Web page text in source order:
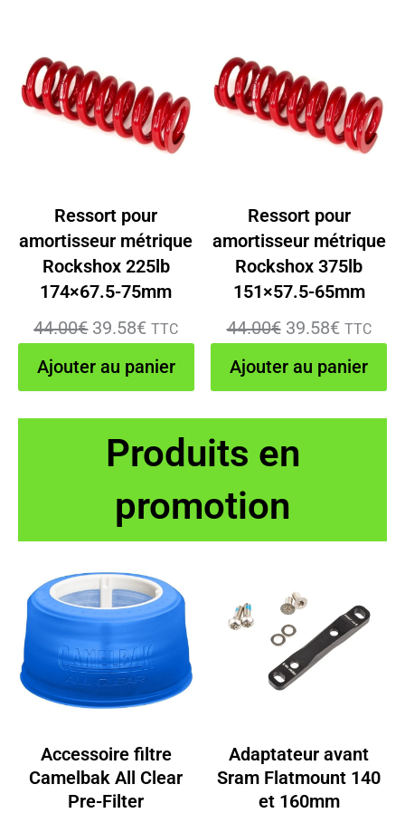
Ressort pour
amortisseur métrique
Rockshox 225lb
174×67.5-75mm
44.00€ Le
initial
était :
44.00€.
39.58€ Le
prix
actuel
est :
39.58€.
TTC
Ajouter au panier
Ressort pour
amortisseur métrique
Rockshox 375lb
151×57.5-65mm
44.00€ Le
initial
était :
44.00€.
39.58€Le
prix
actuel
est :
TTC
Ajouter au panier
Produits en
promotion
Accessoire filtre
Camelbak All Clear
Pre-Filter
Adaptateur avant
Sram Flatmount 140
et 160mm